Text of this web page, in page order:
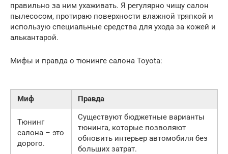
правильно за ним ухаживать. Я регулярно чищу салон
пылесосом, протираю поверхности влажной тряпкой и
использую специальные средства для ухода за кожей и
алькантарой.
Мифы и правда о тюнинге салона Toyota:
Миф Правда
Тюнинг
салона – это
дорого.
Существуют бюджетные варианты
тюнинга, которые позволяют
обновить интерьер автомобиля без
больших затрат.